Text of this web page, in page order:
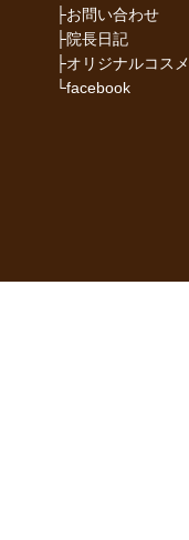
├お問い合わせ
├院長日記
├オリジナルコスメ
└facebook